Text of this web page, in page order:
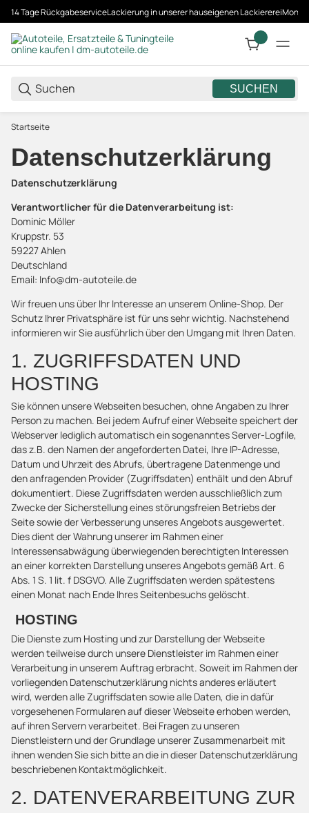
14 Tage RückgabeserviceLackierung in unserer hauseigenen Lackiererei
SUCHEN
Startseite
Datenschutzerklärung
Datenschutzerklärung
Verantwortlicher für die Datenverarbeitung ist:
Dominic Möller
Kruppstr. 53
59227 Ahlen
Deutschland
Email: Info@dm-autoteile.de
Wir freuen uns über Ihr Interesse an unserem Online-Shop. Der
Schutz Ihrer Privatsphäre ist für uns sehr wichtig. Nachstehend
informieren wir Sie ausführlich über den Umgang mit Ihren Daten.
1. ZUGRIFFSDATEN UND
HOSTING
Sie können unsere Webseiten besuchen, ohne Angaben zu Ihrer
Person zu machen. Bei jedem Aufruf einer Webseite speichert der
Webserver lediglich automatisch ein sogenanntes Server-Logfile,
das z.B. den Namen der angeforderten Datei, Ihre IP-Adresse,
Datum und Uhrzeit des Abrufs, übertragene Datenmenge und
den anfragenden Provider (Zugriffsdaten) enthält und den Abruf
dokumentiert. Diese Zugriffsdaten werden ausschließlich zum
Zwecke der Sicherstellung eines störungsfreien Betriebs der
Seite sowie der Verbesserung unseres Angebots ausgewertet.
Dies dient der Wahrung unserer im Rahmen einer
Interessensabwägung überwiegenden berechtigten Interessen
an einer korrekten Darstellung unseres Angebots gemäß Art. 6
Abs. 1 S. 1 lit. f DSGVO. Alle Zugriffsdaten werden spätestens
einen Monat nach Ende Ihres Seitenbesuchs gelöscht.
HOSTING
Die Dienste zum Hosting und zur Darstellung der Webseite
werden teilweise durch unsere Dienstleister im Rahmen einer
Verarbeitung in unserem Auftrag erbracht. Soweit im Rahmen der
vorliegenden Datenschutzerklärung nichts anderes erläutert
wird, werden alle Zugriffsdaten sowie alle Daten, die in dafür
vorgesehenen Formularen auf dieser Webseite erhoben werden,
auf ihren Servern verarbeitet. Bei Fragen zu unseren
Dienstleistern und der Grundlage unserer Zusammenarbeit mit
ihnen wenden Sie sich bitte an die in dieser Datenschutzerklärung
beschriebenen Kontaktmöglichkeit.
2. DATENVERARBEITUNG ZUR